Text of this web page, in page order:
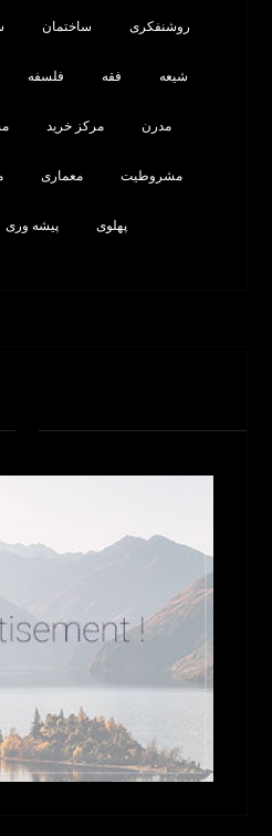
روشنفکری ساختمان
شیعه فقه فلسفه
مدرن مرکز خرید
مشروطیت معماری
پهلوی پیشه وری